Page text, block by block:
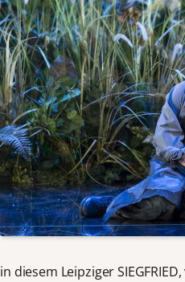
in diesem Leipziger